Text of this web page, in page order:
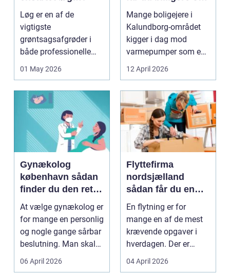
Løg er en af de
vigtigste
grøntsagsafgrøder i
både professionelle
køkkenhaver og større
01 May 2026
mere bæredygtig
varme
Mange boligejere i
Kalundborg-området
kigger i dag mod
varmepumper som en
vej til lavere
12 April 2026
Gynækolog
københavn sådan
finder du den rette
specialist
At vælge gynækolog er
for mange en personlig
og nogle gange sårbar
beslutning. Man skal
både føle si...
06 April 2026
Flyttefirma
nordsjælland
sådan får du en
tryg og effektiv
flytning
En flytning er for
mange en af de mest
krævende opgaver i
hverdagen. Der er
meget at holde styr på,
04 April 2026